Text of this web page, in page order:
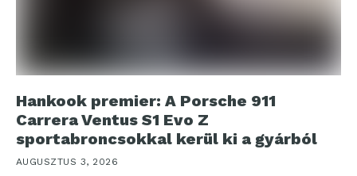
Hankook premier: A Porsche 911
Carrera Ventus S1 Evo Z
sportabroncsokkal kerül ki a gyárból
AUGUSZTUS 3, 2026